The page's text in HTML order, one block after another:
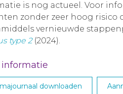
is nog actueel. Voor
zonder zeer hoog risico
vernieuwde
type 2(2024).
informatie
downloaden